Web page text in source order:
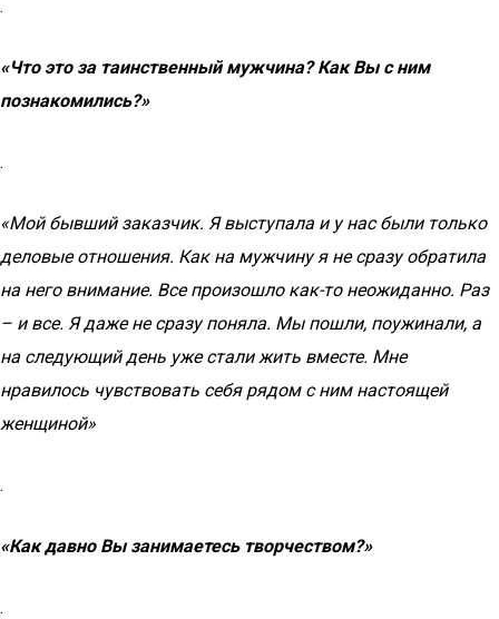
.
«Что это за таинственный мужчина? Как Вы с ним
познакомились?»
.
«Мой бывший заказчик. Я выступала и у нас были только
деловые отношения. Как на мужчину я не сразу обратила
на него внимание. Все произошло как-то неожиданно. Раз
– и все. Я даже не сразу поняла. Мы пошли, поужинали, а
на следующий день уже стали жить вместе. Мне
нравилось чувствовать себя рядом с ним настоящей
женщиной»
.
«Как давно Вы занимаетесь творчеством?»
.